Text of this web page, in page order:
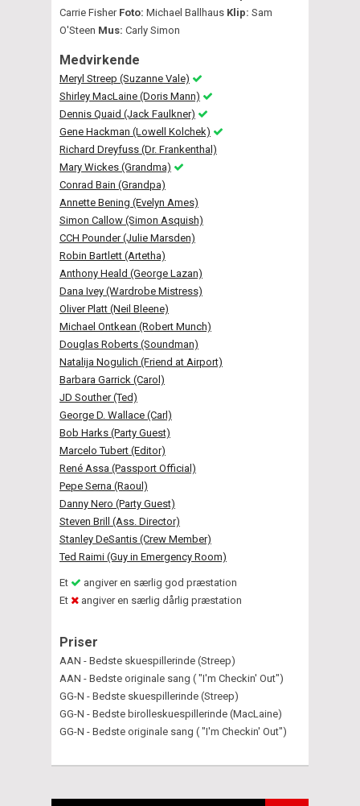
Carrie Fisher Foto: Michael Ballhaus Klip: Sam
O'Steen Mus: Carly Simon
Medvirkende
Meryl Streep (Suzanne Vale)
Shirley MacLaine (Doris Mann)
Dennis Quaid (Jack Faulkner)
Gene Hackman (Lowell Kolchek)
Richard Dreyfuss (Dr. Frankenthal)
Mary Wickes (Grandma)
Conrad Bain (Grandpa)
Annette Bening (Evelyn Ames)
Simon Callow (Simon Asquish)
CCH Pounder (Julie Marsden)
Robin Bartlett (Artetha)
Anthony Heald (George Lazan)
Dana Ivey (Wardrobe Mistress)
Oliver Platt (Neil Bleene)
Michael Ontkean (Robert Munch)
Douglas Roberts (Soundman)
Natalija Nogulich (Friend at Airport)
Barbara Garrick (Carol)
JD Souther (Ted)
George D. Wallace (Carl)
Bob Harks (Party Guest)
Marcelo Tubert (Editor)
René Assa (Passport Official)
Pepe Serna (Raoul)
Danny Nero (Party Guest)
Steven Brill (Ass. Director)
Stanley DeSantis (Crew Member)
Ted Raimi (Guy in Emergency Room)
Et
angiver en særlig god præstation
Et
angiver en særlig dårlig præstation
Priser
AAN - Bedste skuespillerinde (Streep)
AAN - Bedste originale sang ( "I'm Checkin' Out")
GG-N - Bedste skuespillerinde (Streep)
GG-N - Bedste birolleskuespillerinde (MacLaine)
GG-N - Bedste originale sang ( "I'm Checkin' Out")